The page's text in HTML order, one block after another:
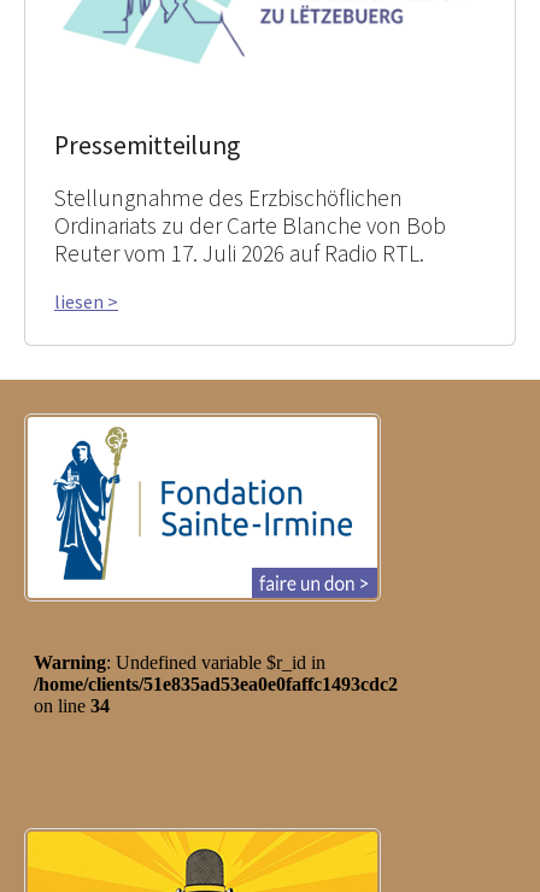
Pressemitteilung
Stellungnahme des Erzbischöflichen
Ordinariats zu der Carte Blanche von Bob
Reuter vom 17. Juli 2026 auf Radio RTL.
liesen >